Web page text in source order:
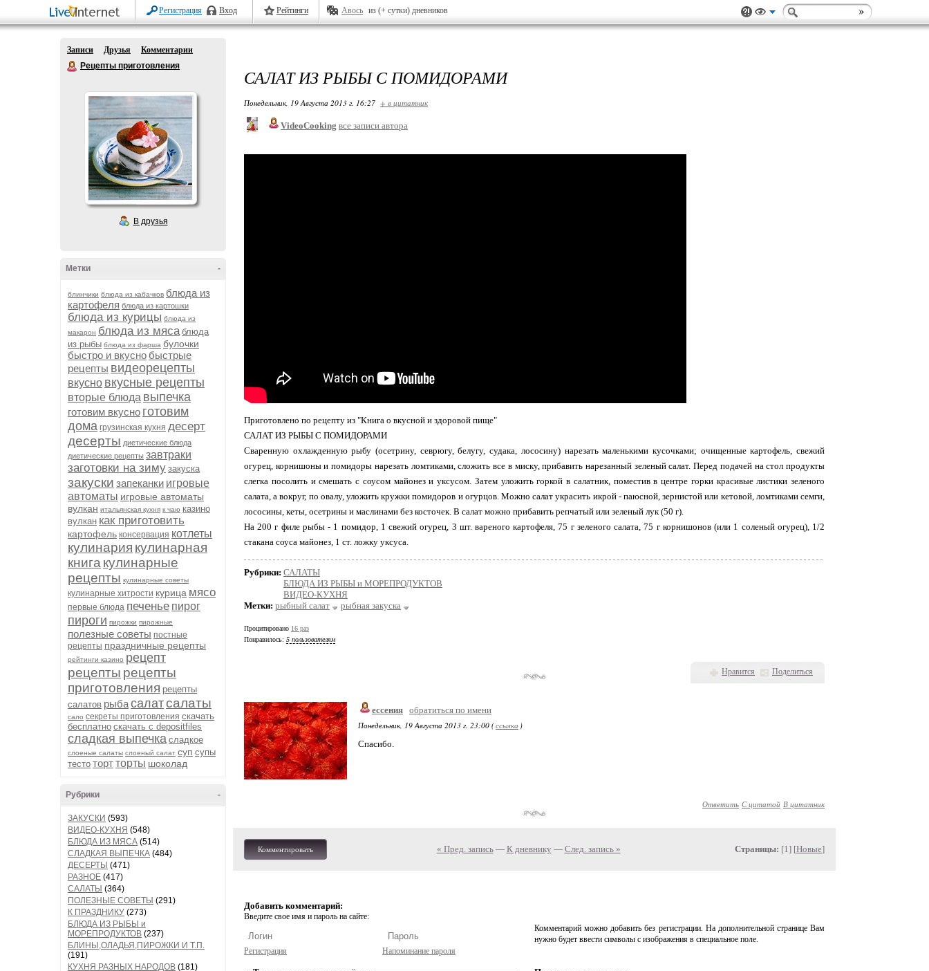
Регистрация Вход Рейтинги Авось из (+ сутки) дневников
Записи Друзья
Комментарии
Рецепты приготовления
В друзья
-
Метки
блинчики блюда из кабачков блюда из
картофеля блюда из картошки
блюда из курицы блюда из
макарон блюда из мяса блюда
из рыбы блюда из фарша булочки
быстро и вкусно быстрые
рецепты видеорецепты
вкусно вкусные рецепты
вторые блюда выпечка
готовим вкусно готовим
дома грузинская кухня десерт
десерты диетические блюда
диетические рецепты завтраки
заготовки на зиму закуска
закуски запеканки игровые
автоматы игровые автоматы
вулкан итальянская кухня к чаю казино
вулкан как приготовить
картофель консервация котлеты
кулинария кулинарная
книга кулинарные
рецепты кулинарные советы
кулинарные хитрости курица мясо
первые блюда печенье пирог
пироги пирожки пирожные
полезные советы постные
рецепты праздничные рецепты
рейтинги казино рецепт
рецепты рецепты
приготовления рецепты
салатов рыбасалатсалаты
сало секреты приготовления скачать
бесплатно скачать с depositfiles
сладкая выпечка сладкое
слоеные салаты слоеный салат суп супы
тесто тортторты шоколад
-
Рубрики
ЗАКУСКИ (593)
ВИДЕО-КУХНЯ (548)
БЛЮДА ИЗ МЯСА (514)
СЛАДКАЯ ВЫПЕЧКА (484)
ДЕСЕРТЫ (471)
РАЗНОЕ (417)
САЛАТЫ (364)
ПОЛЕЗНЫЕ СОВЕТЫ (291)
К ПРАЗДНИКУ (273)
БЛЮДА ИЗ РЫБЫ и
МОРЕПРОДУКТОВ (237)
БЛИНЫ,ОЛАДЬЯ,ПИРОЖКИ И Т.П.
(191)
КУХНЯ РАЗНЫХ НАРОДОВ (181)
САЛАТ ИЗ РЫБЫ С ПОМИДОРАМИ
Понедельник, 19 Августа 2013 г. 16:27 + в цитатник
VideoCooking все записи автора
Приготовлено по рецепту из "Книга о вкусной и здоровой пище"
САЛАТ ИЗ РЫБЫ С ПОМИДОРАМИ
Сваренную охлажденную рыбу (осетрину, севрюгу, белугу, судака, лососину) нарезать маленькими кусочками; очищенные картофель, свежий
огурец, корнишоны и помидоры нарезать ломтиками, сложить все в миску, прибавить нарезанный зеленый салат. Перед подачей на стол продукты
слегка посолить и смешать с соусом майонез и уксусом. Затем уложить горкой в салатник, поместив в центре горки красивые листики зеленого
салата, а вокруг, по овалу, уложить кружки помидоров и огурцов. Можно салат украсить икрой - паюсной, зернистой или кетовой, ломтиками семги,
лососины, кеты, осетрины и маслинами без косточек. В салат можно прибавить репчатый или зеленый лук (50 г).
На 200 г филе рыбы - 1 помидор, 1 свежий огурец, 3 шт. вареного картофеля, 75 г зеленого салата, 75 г корнишонов (или 1 соленый огурец), 1/2
стакана соуса майонез, 1 ст. ложку уксуса.
Рубрики: САЛАТЫ
БЛЮДА ИЗ РЫБЫ и МОРЕПРОДУКТОВ
ВИДЕО-КУХНЯ
Метки: рыбный салат рыбная закуска
Процитировано 16 раз
Понравилось: 5 пользователям
Нравится Поделиться
ессения обратиться по имени
Понедельник, 19 Августа 2013 г. 23:00 (ссылка )
Спасибо.
Ответить С цитатой В цитатник
Комментировать « Пред. запись— К дневнику — След. запись » Страницы: [1] [Новые]
Добавить комментарий:
Введите свое имя и пароль на сайте:
Регистрация Напоминание пароля
Комментарий можно добавить без регистрации. На дополнительной странице Вам
нужно будет ввести символы с изображения в специальное поле.